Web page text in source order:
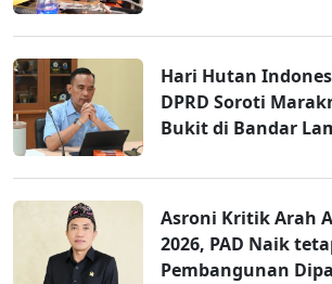
Hari Hutan
DPRD Soroti
Bukit di Bandar
Asroni Kritik Arah
2026, PAD Naik
Pembangunan